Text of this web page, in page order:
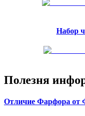
Набор
Полезня
Отличие Фарфора от